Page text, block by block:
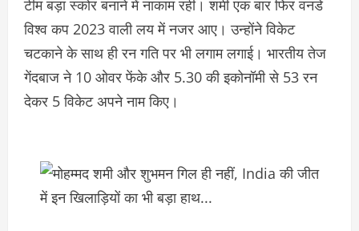
टीम बड़ा स्‍कोर बनाने में नाकाम रही। शमी एक बार फिर वनडे
विश्‍व कप 2023 वाली लय में नजर आए। उन्‍होंने विकेट
चटकाने के साथ ही रन गति पर भी लगाम लगाई। भारतीय तेज
गेंदबाज ने 10 ओवर फेंके और 5.30 की इकोनॉमी से 53 रन
देकर 5 विकेट अपने नाम किए।